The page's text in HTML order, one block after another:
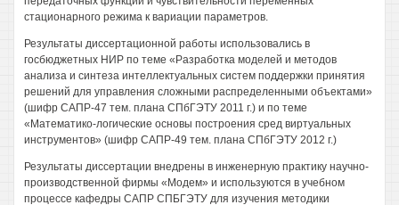
стационарного режима к вариации параметров.
Результаты диссертационной работы использовались в
госбюджетных НИР по теме «Разработка моделей и методов
анализа и синтеза интеллектуальных систем поддержки принятия
решений для управления сложными распределенными объектами»
(шифр САПР-47 тем. плана СПбГЭТУ 2011 г.) и по теме
«Математико-логические основы построения сред виртуальных
инструментов» (шифр САПР-49 тем. плана СПбГЭТУ 2012 г.)
Результаты диссертации внедрены в инженерную практику научно-
производственной фирмы «Модем» и используются в учебном
процессе кафедры САПР СПБГЭТУ для изучения методики